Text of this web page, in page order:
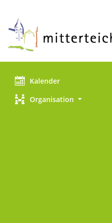
Kalender
Organisation